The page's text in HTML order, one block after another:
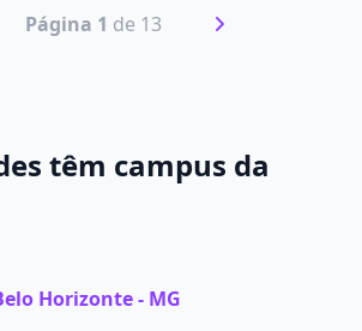
Página 1 de 13
têm campus da
Horizonte - MG